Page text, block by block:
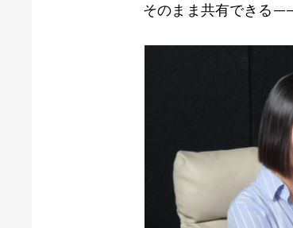
そのまま共有できる